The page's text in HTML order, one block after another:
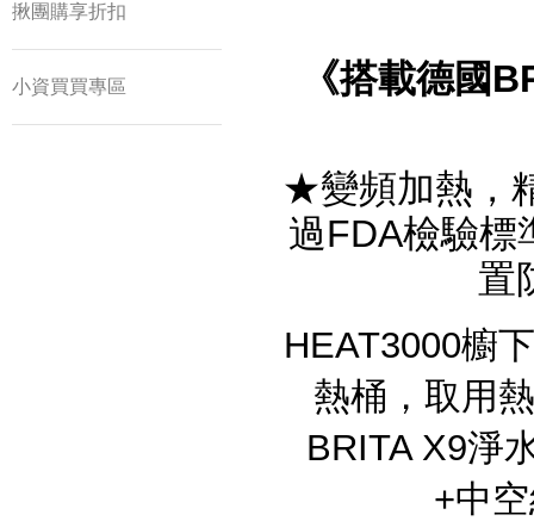
揪團購享折扣
小資買買專區 《搭載德國
★變頻加熱，
過FDA檢驗
置
HEAT3000櫥
熱桶，取用
BRITA X9淨
+中